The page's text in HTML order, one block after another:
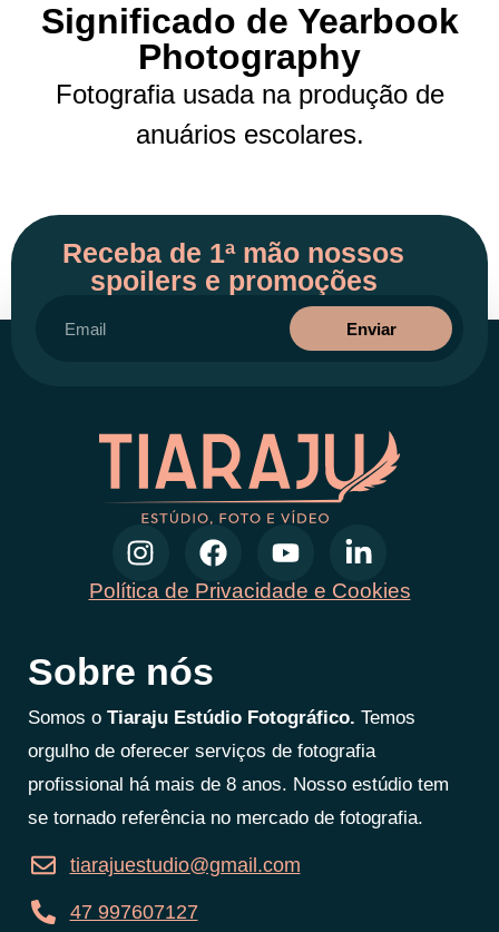
Significado de Yearbook
Photography
Fotografia usada na produção de
anuários escolares.
Receba de 1ª mão nossos
spoilers e promoções
Enviar
Política de Privacidade e Cookies
Sobre nós
Somos o Tiaraju Estúdio Fotográfico. Temos
orgulho de oferecer serviços de fotografia
profissional há mais de 8 anos. Nosso estúdio tem
se tornado referência no mercado de fotografia.
tiarajuestudio@gmail.com
47 997607127